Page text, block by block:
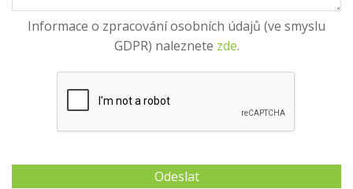
Informace o zpracování osobních údajů (ve smyslu
GDPR) naleznete zde.